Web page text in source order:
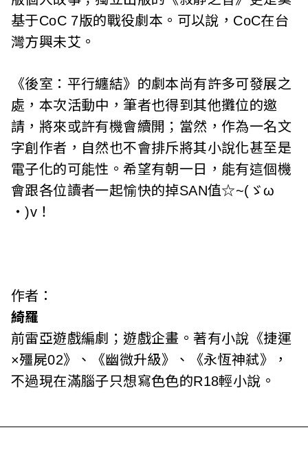
基于CoC 7版的戰役劇本。可以說，CoC在台
灣方興未艾。
《後室：平行纏結》的劇本尚有許多可發展之
處，本次活動中，筆者也得到其他攤位的邀
請，將來或許有機會續開；當然，作為一名文
字創作者，自然也不會排斥將其小說化甚至是
電子化的可能性。希望有朝一日，能有這個機
會跟各位讀者一起愉快的掉SAN值☆~(ゞω
‧)v！
作者：
綺羅
前雷亞遊戲編劇；遊戲企畫。著有小說《捷運
×殭屍02》、《幽微升級》、《永恆神弒》，
不過現在滿腦子只想寫色色的R18輕小說。